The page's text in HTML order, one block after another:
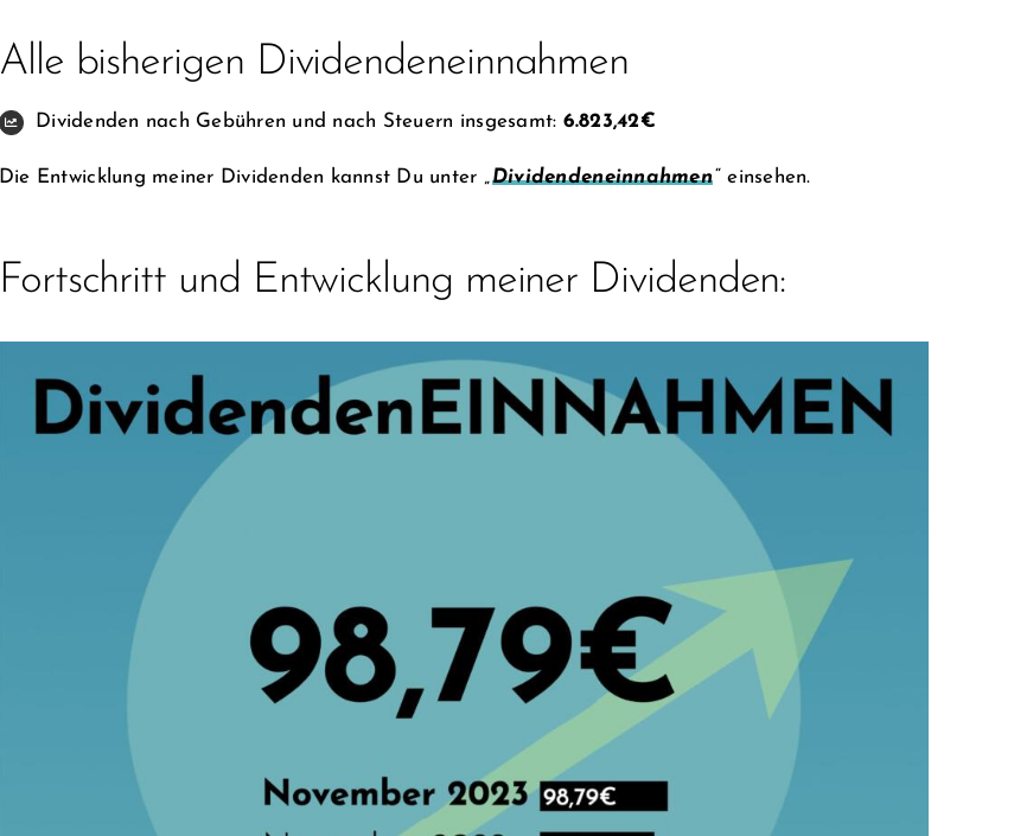
Alle bisherigen Dividendeneinnahmen
Dividenden nach Gebühren und nach Steuern insgesamt: 6.823,42€
Die Entwicklung meiner Dividenden kannst Du unter „Dividendeneinnahmen“ einsehen.
Fortschritt und Entwicklung meiner Dividenden: